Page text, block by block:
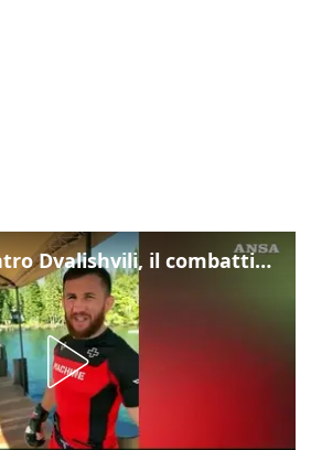
Zuckerberg contro Dvalishvili, il combattimento in mezzo a un lago